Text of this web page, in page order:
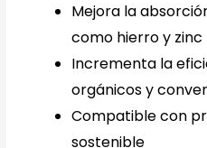
Mejora la
como hierro y zinc
Incrementa la
orgánicos y
Compatible con
sostenible